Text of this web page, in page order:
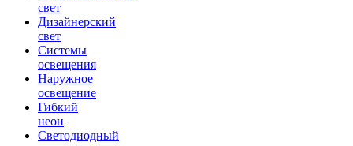
свет
Дизайнерский
свет
Системы
освещения
Наружное
освещение
Гибкий
неон
Светодиодный